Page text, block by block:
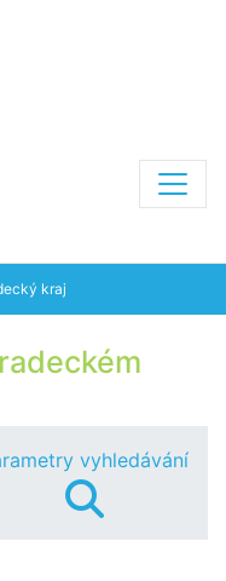
kraj
vyhledávání